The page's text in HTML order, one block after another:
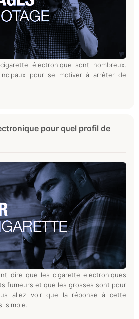
électronique sont nombreux.
pour se motiver à arrêter de
pour quel profil de
dire que les cigarette electroniques
fumeurs et que les grosses sont pour
allez voir que la réponse à cette
simple.